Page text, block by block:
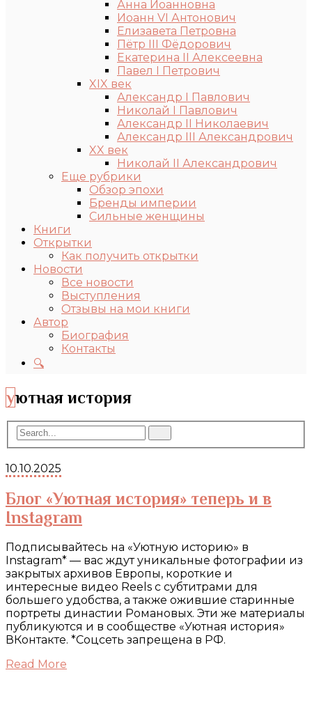
Анна Иоанновна
Иоанн VI Антонович
Елизавета Петровна
Пётр III Фёдорович
Екатерина II Алексеевна
Павел I Петрович
XIX век
Александр I Павлович
Николай I Павлович
Александр II Николаевич
Александр III Александрович
XX век
Николай II Александрович
Еще рубрики
Обзор эпохи
Бренды империи
Сильные женщины
Книги
Открытки
Как получить открытки
Новости
Все новости
Выступления
Отзывы на мои книги
Автор
Биография
Контакты
🔍
уютная история
10.10.2025
Блог «Уютная история» теперь и в
Instagram
Подписывайтесь на «Уютную историю» в
Instagram* — вас ждут уникальные фотографии из
закрытых архивов Европы, короткие и
интересные видео Reels с субтитрами для
большего удобства, а также ожившие старинные
портреты династии Романовых. Эти же материалы
публикуются и в сообществе «Уютная история»
ВКонтакте. *Соцсеть запрещена в РФ.
Read More